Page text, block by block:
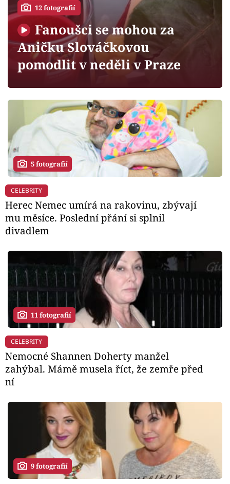
Sledujte prima+
Filmový festival Karlovy Vary
Mámy sobě
Přihlášení
Sledujte nás
12 fotografií
Fanoušci se mohou za
Aničku Slováčkovou
pomodlit v neděli v Praze
5 fotografií
CELEBRITY
Herec Nemec umírá na rakovinu, zbývají
mu měsíce. Poslední přání si splnil
divadlem
11 fotografií
CELEBRITY
Nemocné Shannen Doherty manžel
zahýbal. Mámě musela říct, že zemře před
ní
9 fotografií